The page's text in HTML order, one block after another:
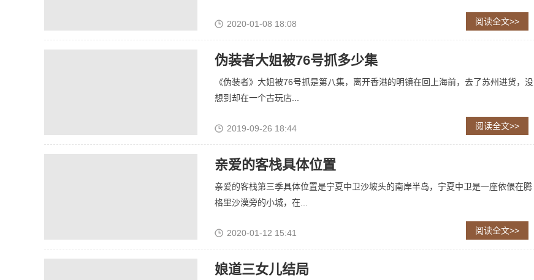
2020-01-08 18:08 阅读全文>>
伪装者大姐被76号抓多少集
《伪装者》大姐被76号抓是第八集，离开香港的明镜在回上海前，去了苏州进货，没
想到却在一个古玩店...
2019-09-26 18:44 阅读全文>>
亲爱的客栈具体位置
亲爱的客栈第三季具体位置是宁夏中卫沙坡头的南岸半岛，宁夏中卫是一座依偎在腾
格里沙漠旁的小城，在...
2020-01-12 15:41 阅读全文>>
娘道三女儿结局